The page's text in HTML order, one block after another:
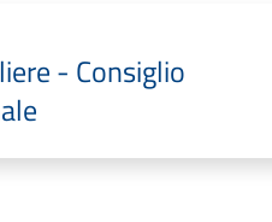
- Consiglio